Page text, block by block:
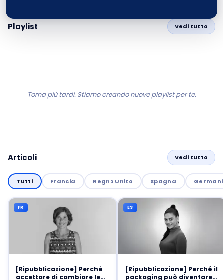
Playlist Vedi tutto
Torna più tardi. Stiamo creando nuove playlist per te.
Articoli Vedi tutto
Tutti Francia Regno Unito Spagna
FR
[Ripubblicazione] Perché
accettare di cambiare le
ES
[Ripubblicazione] Perché il
packaging può diventare